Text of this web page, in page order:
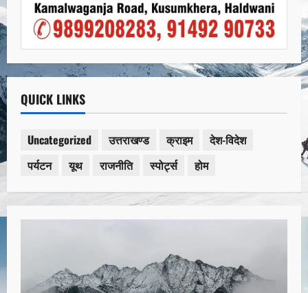
QUICK LINKS
Uncategorized उत्तराखण्ड क्राइम
देश-विदेश
पर्यटन
यूथ राजनीति स्पोर्ट्स होम